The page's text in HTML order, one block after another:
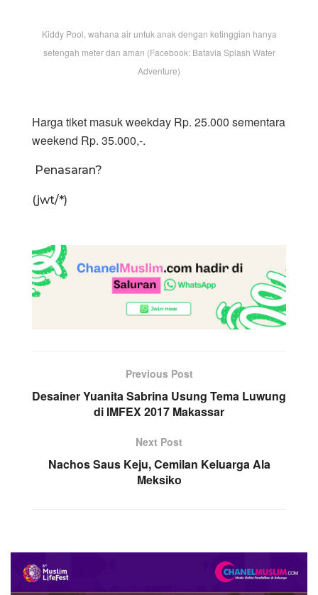
Kiddy Pool, wahana air untuk anak dengan ketinggian hanya
setengah meter dan aman (Facebook: Batavia Splash Water
Adventure)
Harga tiket masuk weekday Rp. 25.000 sementara
weekend Rp. 35.000,-.
Penasaran?
(jwt/*)
Previous Post
Desainer Yuanita Sabrina Usung Tema Luwung
di IMFEX 2017 Makassar
Next Post
Nachos Saus Keju, Cemilan Keluarga Ala
Meksiko